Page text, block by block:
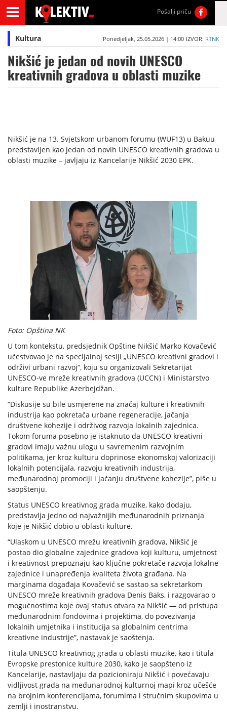
Pošalji priču
Kultura Ponedjeljak, 25.05.2026 | 14:00 IZVOR: RTNK
Nikšić je jedan od novih UNESCO
kreativnih gradova u oblasti muzike
Nikšić je na 13. Svjetskom urbanom forumu (WUF13) u Bakuu
predstavljen kao jedan od novih UNESCO kreativnih gradova u
oblasti muzike – javljaju iz Kancelarije Nikšić 2030 EPK.
Foto: Opština NK
U tom kontekstu, predsjednik Opštine Nikšić Marko Kovačević
učestvovao je na specijalnoj sesiji „UNESCO kreativni gradovi i
održivi urbani razvoj“, koju su organizovali Sekretarijat
UNESCO-ve mreže kreativnih gradova (UCCN) i Ministarstvo
kulture Republike Azerbejdžan.
“Diskusije su bile usmjerene na značaj kulture i kreativnih
industrija kao pokretača urbane regeneracije, jačanja
društvene kohezije i održivog razvoja lokalnih zajednica.
Tokom foruma posebno je istaknuto da UNESCO kreativni
gradovi imaju važnu ulogu u savremenim razvojnim
politikama, jer kroz kulturu doprinose ekonomskoj valorizaciji
lokalnih potencijala, razvoju kreativnih industrija,
međunarodnoj promociji i jačanju društvene kohezije”, piše u
saopštenju.
Status UNESCO kreativnog grada muzike, kako dodaju,
predstavlja jedno od najvažnijih međunarodnih priznanja
koje je Nikšić dobio u oblasti kulture.
“Ulaskom u UNESCO mrežu kreativnih gradova, Nikšić je
postao dio globalne zajednice gradova koji kulturu, umjetnost
i kreativnost prepoznaju kao ključne pokretače razvoja lokalne
zajednice i unapređenja kvaliteta života građana. Na
marginama događaja Kovačević se sastao sa sekretarkom
UNESCO mreže kreativnih gradova Denis Baks, i razgovarao o
mogućnostima koje ovaj status otvara za Nikšić — od pristupa
međunarodnim fondovima i projektima, do povezivanja
lokalnih umjetnika i institucija sa globalnim centrima
kreativne industrije”, nastavak je saoštenja.
Titula UNESCO kreativnog grada u oblasti muzike, kao i titula
Evropske prestonice kulture 2030, kako je saopšteno iz
Kancelarije, nastavljaju da pozicioniraju Nikšić i povećavaju
vidljivost grada na međunarodnoj kulturnoj mapi kroz učešće
na brojnim konferencijama, forumima i stručnim skupovima u
zemlji i inostranstvu.